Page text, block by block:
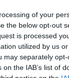
of your
the below opt-out
is processed
utilized by us
may separately
the IAB’s list of
építettek be
Fred Karno